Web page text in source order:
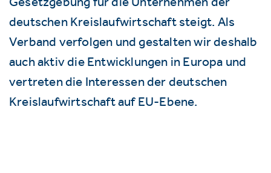
deutschen Kreislaufwirtschaft steigt. Als
Verband verfolgen und gestalten wir deshalb
auch aktiv die Entwicklungen in Europa und
vertreten die Interessen der deutschen
Kreislaufwirtschaft auf EU-Ebene.